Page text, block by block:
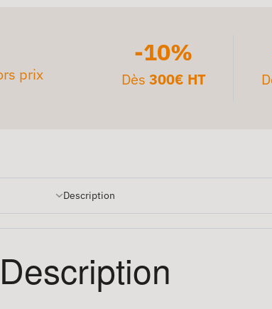
prix
-10%
Dès 300€ HT
Description
Description